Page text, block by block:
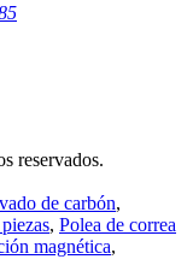
reservados.
de carbón,
, Polea de correa
magnética,